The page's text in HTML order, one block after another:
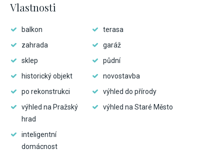
Vlastnosti
balkon
terasa
zahrada
garáž
sklep
půdní
historický objekt
novostavba
po rekonstrukci
výhled do přírody
výhled na Pražský
hrad
výhled na Staré Město
inteligentní
domácnost